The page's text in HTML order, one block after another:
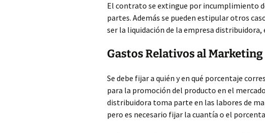
El contrato se extingue por incumplimiento
partes. Además se pueden estipular otros
ser la liquidación de la empresa
Gastos Relativos al Marketing
Se debe fijar a quién y en qué porcentaje
para la promoción del producto en el
distribuidora toma parte en las labores de
pero es necesario fijar la cuantía o el